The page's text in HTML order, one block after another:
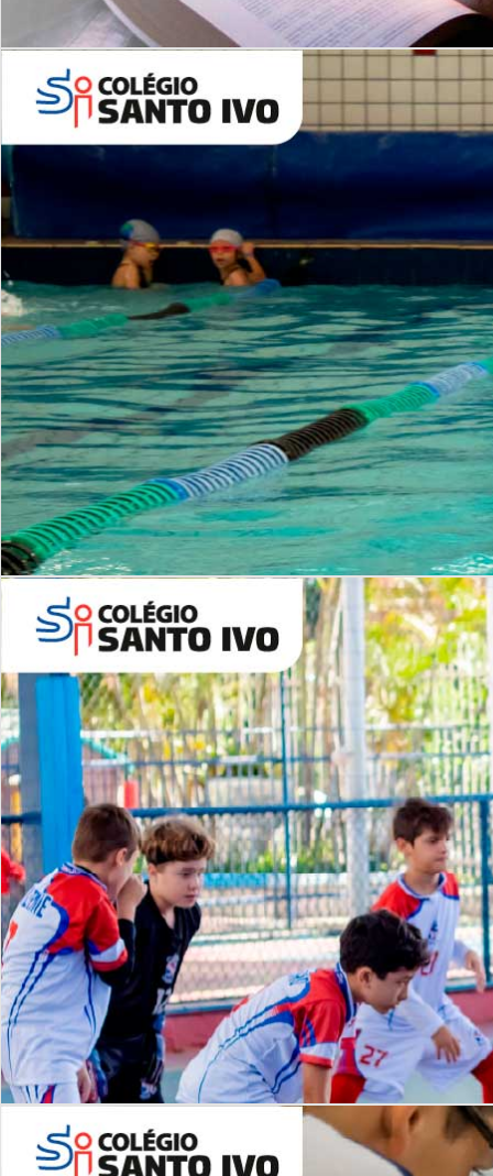
Leituras Literárias
Período Integral | Saiba mais
Desafios | Saiba mais
ALUNOS NOVOS
Entre em Contato
INSTITUCIONAL
Lista de vídeos
NOSSOCANAL